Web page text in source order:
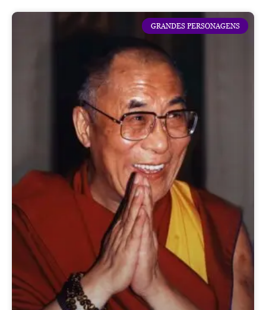
GRANDES PERSONAGENS